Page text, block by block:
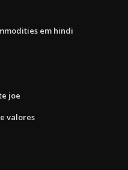
em hindi
joe
valores